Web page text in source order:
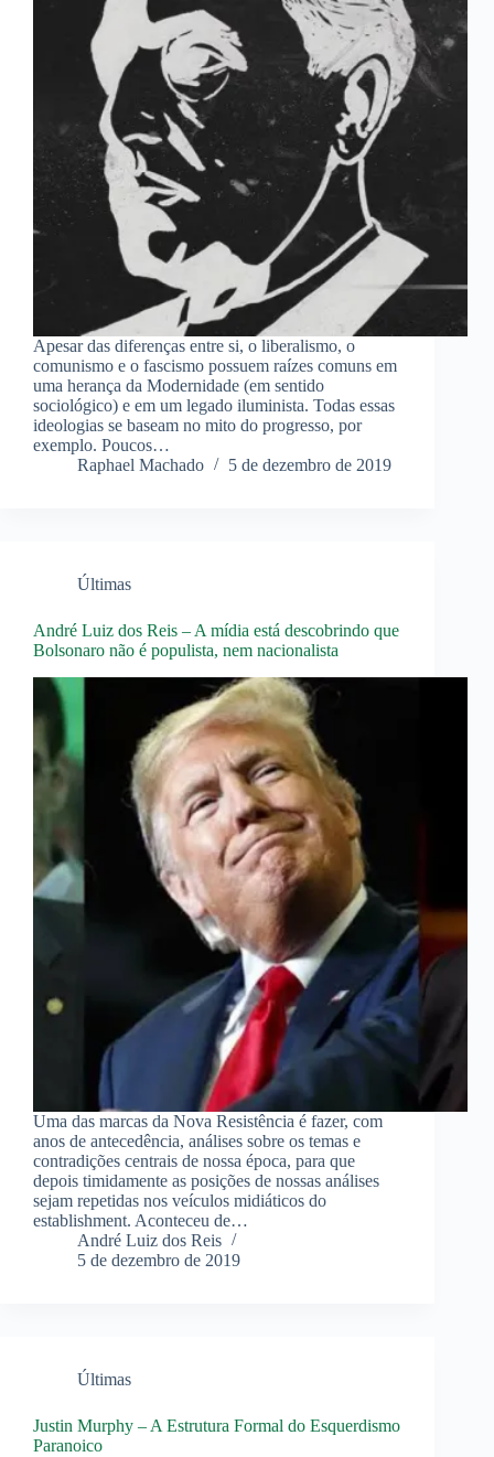
Apesar das diferenças entre si, o liberalismo, o
comunismo e o fascismo possuem raízes comuns em
uma herança da Modernidade (em sentido
sociológico) e em um legado iluminista. Todas essas
ideologias se baseam no mito do progresso, por
exemplo. Poucos…
Raphael Machado
5 de dezembro de 2019
Últimas
André Luiz dos Reis – A mídia está descobrindo que
Bolsonaro não é populista, nem nacionalista
Uma das marcas da Nova Resistência é fazer, com
anos de antecedência, análises sobre os temas e
contradições centrais de nossa época, para que
depois timidamente as posições de nossas análises
sejam repetidas nos veículos midiáticos do
establishment. Aconteceu de…
André Luiz dos Reis
5 de dezembro de 2019
Últimas
Justin Murphy – A Estrutura Formal do Esquerdismo
Paranoico